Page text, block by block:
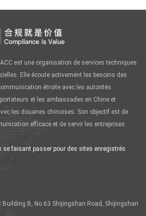
est une organisation de services techniques
Elle écoute activement les besoins des
étroite avec les autorités
et les ambassades en Chine et
les douanes chinoises. Son objectif est de
efficace et de servir les entreprises
se faisant passer pour des sites enregistrés
Building B, No.63 Shijingshan Road, Shijingshan